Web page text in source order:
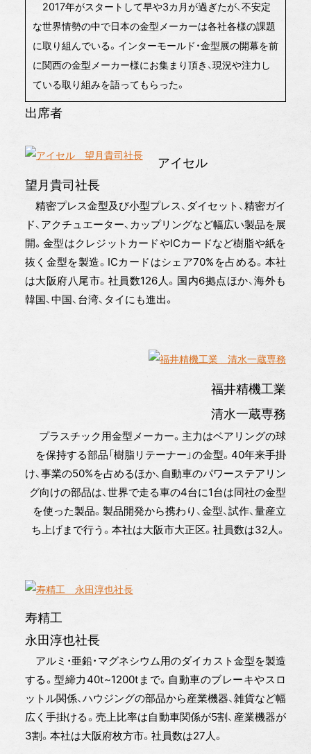
2017年がスタートして早や3カ月が過ぎたが、不安定
な世界情勢の中で日本の金型メーカーは各社各様の課題
に取り組んでいる。インターモールド・金型展の開幕を前
に関西の金型メーカー様にお集まり頂き、現況や注力し
ている取り組みを語ってもらった。
出席者
アイセル
望月貴司社長
精密プレス金型及び小型プレス、ダイセット、精密ガイ
ド、アクチュエーター、カップリングなど幅広い製品を展
開。金型はクレジットカードやICカードなど樹脂や紙を
抜く金型を製造。ICカードはシェア70%を占める。本社
は大阪府八尾市。社員数126人。国内6拠点ほか、海外も
韓国、中国、台湾、タイにも進出。
福井精機工業
清水一蔵専務
プラスチック用金型メーカー。主力はベアリングの球
を保持する部品「樹脂リテーナー」の金型。40年来手掛
け、事業の50%を占めるほか、自動車のパワーステアリン
グ向けの部品は、世界で走る車の4台に1台は同社の金型
を使った製品。製品開発から携わり、金型、試作、量産立
ち上げまで行う。本社は大阪市大正区。社員数は32人。
寿精工
永田淳也社長
アルミ・亜鉛・マグネシウム用のダイカスト金型を製造
する。型締力40t~1200tまで。自動車のブレーキやスロ
ットル関係、ハウジングの部品から産業機器、雑貨など幅
広く手掛ける。売上比率は自動車関係が5割、産業機器が
3割。本社は大阪府枚方市。社員数は27人。